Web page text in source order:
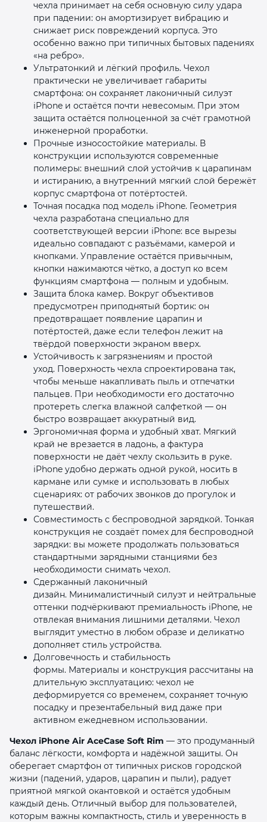
чехла принимает на себя основную силу удара
при падении: он амортизирует вибрацию и
снижает риск повреждений корпуса. Это
особенно важно при типичных бытовых падениях
«на ребро».
Ультратонкий и лёгкий профиль. Чехол
практически не увеличивает габариты
смартфона: он сохраняет лаконичный силуэт
iPhone и остаётся почти невесомым. При этом
защита остаётся полноценной за счёт грамотной
инженерной проработки.
Прочные износостойкие материалы. В
конструкции используются современные
полимеры: внешний слой устойчив к царапинам
и истиранию, а внутренний мягкий слой бережёт
корпус смартфона от потёртостей.
Точная посадка под модель iPhone. Геометрия
чехла разработана специально для
соответствующей версии iPhone: все вырезы
идеально совпадают с разъёмами, камерой и
кнопками. Управление остаётся привычным,
кнопки нажимаются чётко, а доступ ко всем
функциям смартфона — полным и удобным.
Защита блока камер. Вокруг объективов
предусмотрен приподнятый бортик: он
предотвращает появление царапин и
потёртостей, даже если телефон лежит на
твёрдой поверхности экраном вверх.
Устойчивость к загрязнениям и простой
уход. Поверхность чехла спроектирована так,
чтобы меньше накапливать пыль и отпечатки
пальцев. При необходимости его достаточно
протереть слегка влажной салфеткой — он
быстро возвращает аккуратный вид.
Эргономичная форма и удобный хват. Мягкий
край не врезается в ладонь, а фактура
поверхности не даёт чехлу скользить в руке.
iPhone удобно держать одной рукой, носить в
кармане или сумке и использовать в любых
сценариях: от рабочих звонков до прогулок и
путешествий.
Совместимость с беспроводной зарядкой. Тонкая
конструкция не создаёт помех для беспроводной
зарядки: вы можете продолжать пользоваться
стандартными зарядными станциями без
необходимости снимать чехол.
Сдержанный лаконичный
дизайн. Минималистичный силуэт и нейтральные
оттенки подчёркивают премиальность iPhone, не
отвлекая внимания лишними деталями. Чехол
выглядит уместно в любом образе и деликатно
дополняет стиль устройства.
Долговечность и стабильность
формы. Материалы и конструкция рассчитаны на
длительную эксплуатацию: чехол не
деформируется со временем, сохраняет точную
посадку и презентабельный вид даже при
активном ежедневном использовании.
Чехол iPhone Air AceCase Soft Rim — это продуманный
баланс лёгкости, комфорта и надёжной защиты. Он
оберегает смартфон от типичных рисков городской
жизни (падений, ударов, царапин и пыли), радует
приятной мягкой окантовкой и остаётся удобным
каждый день. Отличный выбор для пользователей,
которым важны компактность, стиль и уверенность в